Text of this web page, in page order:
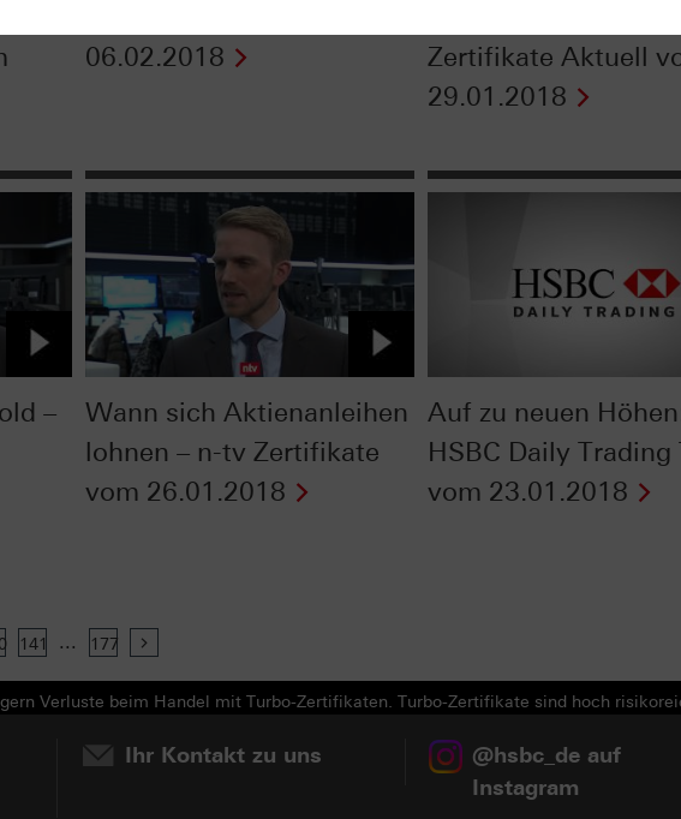
06.02.2018
Zertifikate Aktuell
29.01.2018
–
Wann sich Aktienanleihen
lohnen – n-tv Zertifikate
vom 26.01.2018
Auf zu neuen
HSBC Daily Trading
vom 23.01.2018
141 ... 177
Verluste beim Handel mit Turbo-Zertifikaten. Turbo-Zertifikate sind hoch
Ihr Kontakt zu uns
@hsbc_de auf
Instagram